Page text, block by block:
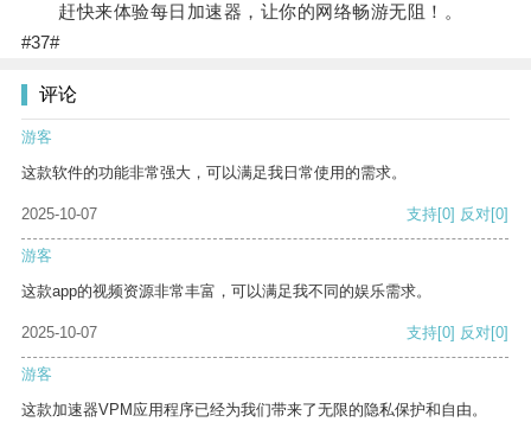
赶快来体验每日加速器，让你的网络畅游无阻！。
#37#
评论
游客
这款软件的功能非常强大，可以满足我日常使用的需求。
2025-10-07 支持[0] 反对[0]
游客
这款app的视频资源非常丰富，可以满足我不同的娱乐需求。
2025-10-07 支持[0] 反对[0]
游客
这款加速器VPM应用程序已经为我们带来了无限的隐私保护和自由。